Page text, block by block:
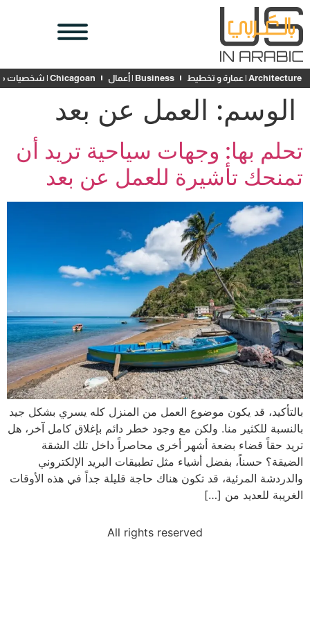
Architecture | عمارة و تخطيط Business | أعمال Chicagoan | شخصيات محلية
الوسم: العمل عن بعد
تحلم بها: وجهات سياحية تريد أن
تمنحك تأشيرة للعمل عن بعد
بالتأكيد، قد يكون موضوع العمل من المنزل كله يسري بشكل جيد
بالنسبة للكثير منا. ولكن مع وجود خطر دائم بإغلاق كامل آخر، هل
تريد حقاً قضاء بضعة أشهر أخرى محاصراً داخل تلك الشقة
الضيقة؟ حسناً، بفضل أشياء مثل تطبيقات البريد الإلكتروني
والدردشة المرئية، قد تكون هناك حاجة قليلة جداً في هذه الأوقات
الغريبة للعديد من […]
All rights reserved